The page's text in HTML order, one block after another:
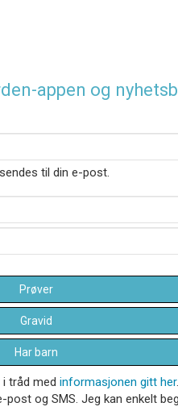
appen og
til din e-post.
Prøver
Gravid
Har barn
tråd med informasjonen gitt her
og SMS. Jeg kan enkelt